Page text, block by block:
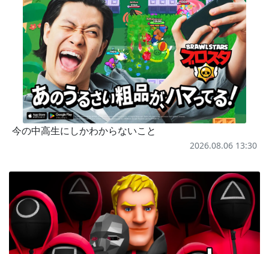
今の中高生にしかわからないこと
2026.08.06 13:30